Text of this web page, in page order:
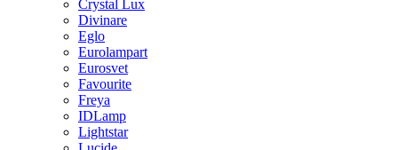
Crystal Lux
Divinare
Eglo
Eurolampart
Eurosvet
Favourite
Freya
IDLamp
Lightstar